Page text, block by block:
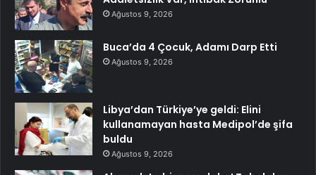
Ağustos 9, 2026
Buca’da 4 Çocuk, Adamı Darp Etti
Ağustos 9, 2026
Libya’dan Türkiye’ye geldi: Elini
kullanamayan hasta Medipol’de şifa
buldu
Ağustos 9, 2026